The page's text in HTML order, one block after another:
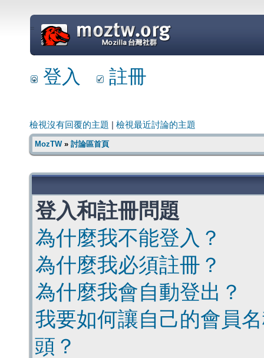
=
登入 註冊
檢視沒有回覆的主題 檢視最近討論的主題
MozTW» 討論區首頁
登入和註冊問題
為什麼我不能登入？
為什麼我必須註冊？
為什麼我會自動登出？
我要如何讓自己的會員
頭？